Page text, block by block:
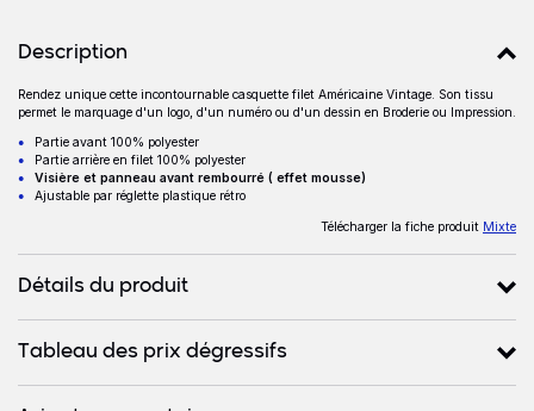
Détails produits
Description
Description
Rendez unique cette incontournable casquette filet Américaine Vintage. Son tissu
permet le marquage d'un logo, d'un numéro ou d'un dessin en Broderie ou Impression.
Partie avant 100% polyester
Partie arrière en filet 100% polyester
Visière et panneau avant rembourré ( effet mousse)
Ajustable par réglette plastique rétro
Télécharger la fiche produit Mixte
Détails du produit
Tableau des prix dégressifs